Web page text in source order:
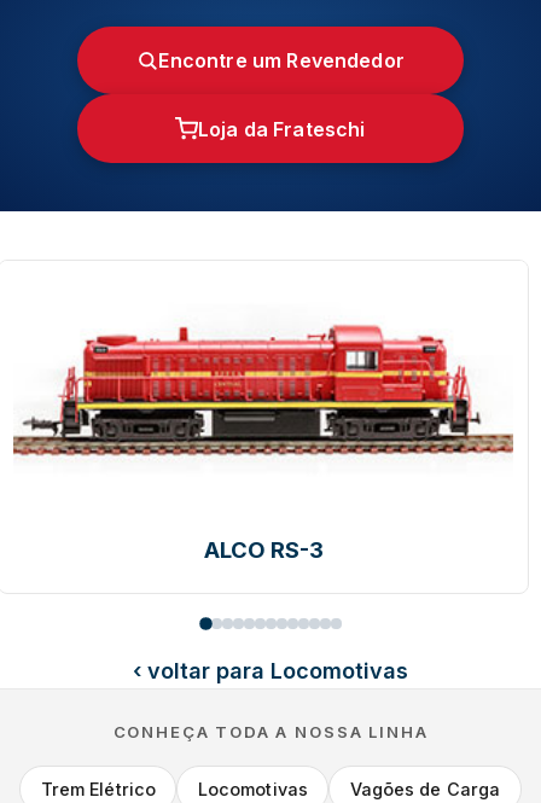
Encontre um Revendedor
Loja da Frateschi
ALCO RSC-3
‹ voltar para Locomotivas
CONHEÇA TODA A NOSSA LINHA
Trem Elétrico Locomotivas Vagões de Carga